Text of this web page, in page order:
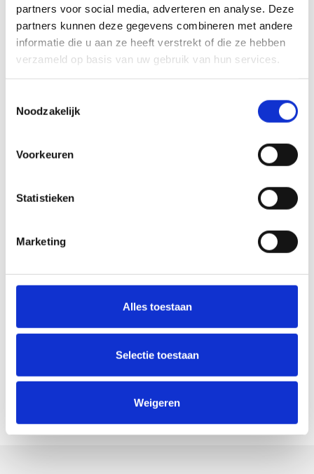
partners voor social media, adverteren en analyse. Deze
partners kunnen deze gegevens combineren met andere
informatie die u aan ze heeft verstrekt of die ze hebben
verzameld op basis van uw gebruik van hun services.
Noodzakelijk
Voorkeuren
Statistieken
Marketing
Alles toestaan
Selectie toestaan
Weigeren
bedrijf.
Een vaste job binnen een ambitieus
Veel autonomie om je rol vorm te geven en
Een marktconform loon, aangevuld met
Werken in een fijne, dynamische omgeving
met korte communicatielijnen.
Flexibiliteit in werkuren.
Een team van collega’s dat naast hard
werken ook houdt van een goede babbel
en af en toe een afterwork drink.